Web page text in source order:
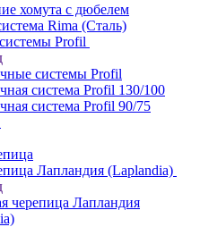
хомута с дюбелем
Rima (Сталь)
Profil
системы Profil
система Profil 130/100
система Profil 90/75
Лапландия (Laplandia)
черепица Лапландия